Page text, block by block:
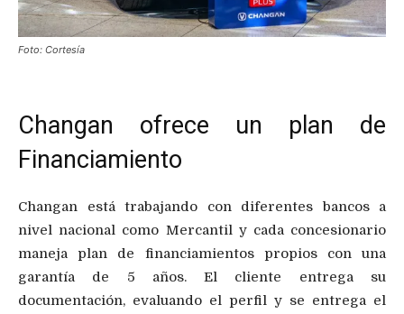
Foto: Cortesía
Changan ofrece un plan de
Financiamiento
Changan está trabajando con diferentes bancos a
nivel nacional como Mercantil y cada concesionario
maneja plan de financiamientos propios con una
garantía de 5 años. El cliente entrega su
documentación, evaluando el perfil y se entrega el